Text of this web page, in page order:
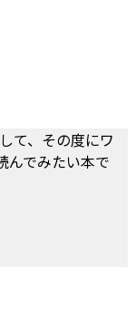
て、その度にワ
んでみたい本で